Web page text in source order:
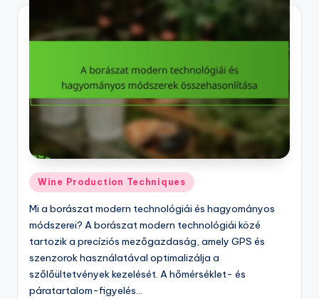
Posted
in
Wine Production Techniques
Mi a borászat modern technológiái és hagyományos
módszerei? A borászat modern technológiái közé
tartozik a precíziós mezőgazdaság, amely GPS és
szenzorok használatával optimalizálja a
szőlőültetvények kezelését. A hőmérséklet- és
páratartalom-figyelés…